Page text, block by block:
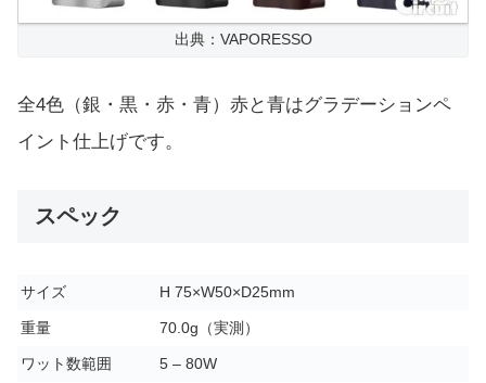
出典：VAPORESSO
全4色（銀・黒・赤・青）赤と青はグラデーションペ
イント仕上げです。
スペック
サイズ H 75×W50×D25mm
重量 70.0g（実測）
ワット数範囲 5 – 80W